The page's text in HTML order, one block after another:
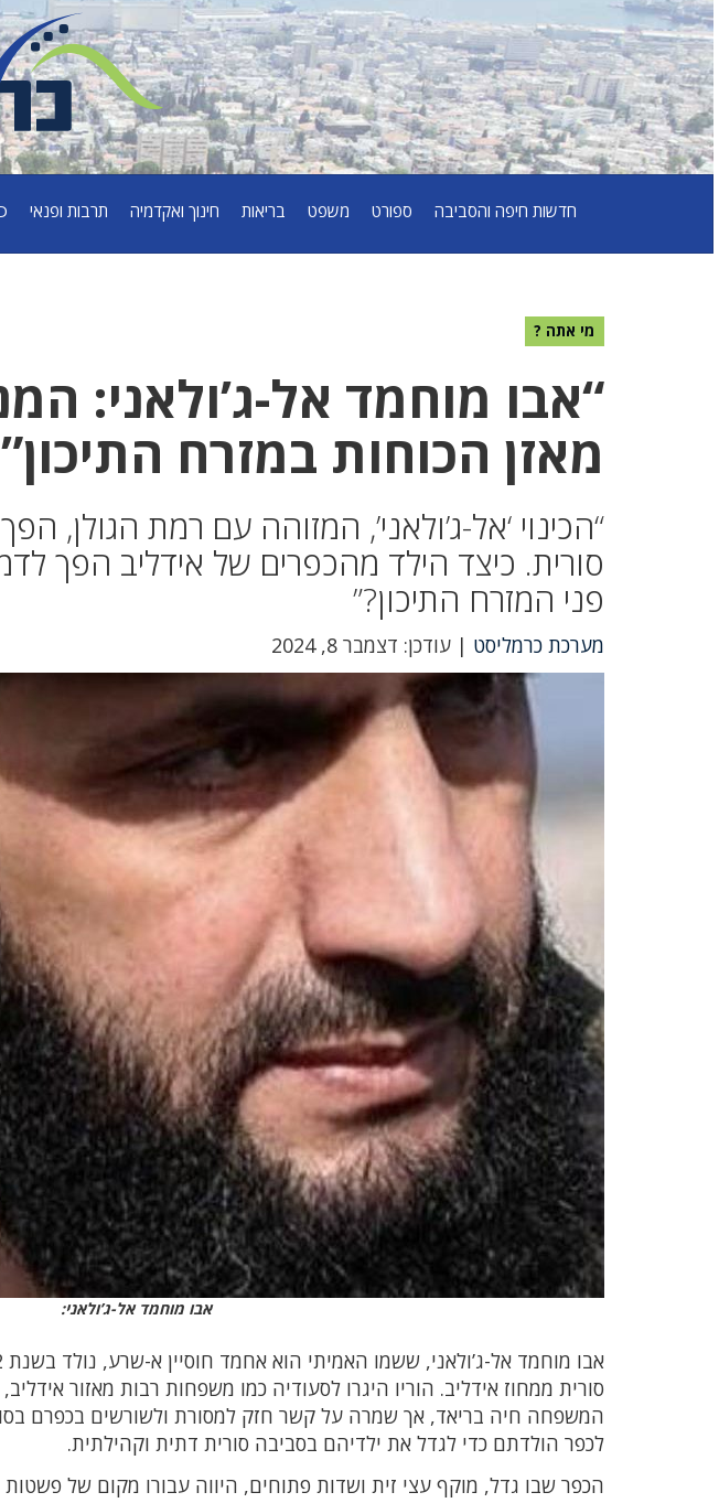
חדשות חיפה והסביבה ספורט משפט בריאות חינוך ואקדמיה תרבות ופנאי
מי אתה ?
“אבו מוחמד אל-ג’ולאני:
מאזן הכוחות במזרח התיכון”
“הכינוי ‘אל-ג’ולאני’, המזוהה עם רמת הגולן,
סורית. כיצד הילד מהכפרים של אידליב הפך
פני המזרח התיכון?”
מערכת כרמליסט | עודכן: דצמבר 8, 2024
אבו מוחמד אל-ג’ולאני:
סורית ממחוז אידליב. הוריו היגרו לסעודיה כמו משפחות רבות מאזור
המשפחה חיה בריאד, אך שמרה על קשר חזק למסורת ולשורשים בכפרם
לכפר הולדתם כדי לגדל את ילדיהם בסביבה סורית דתית וקהילתית.
הכפר שבו גדל, מוקף עצי זית ושדות פתוחים, היווה עבורו מקום של